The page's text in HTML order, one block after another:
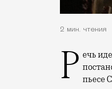
2 мин. чтения
Речь идет о спектакле «Без свидетелей» по фильму 1983 года Никиты Михалкова в пьесе